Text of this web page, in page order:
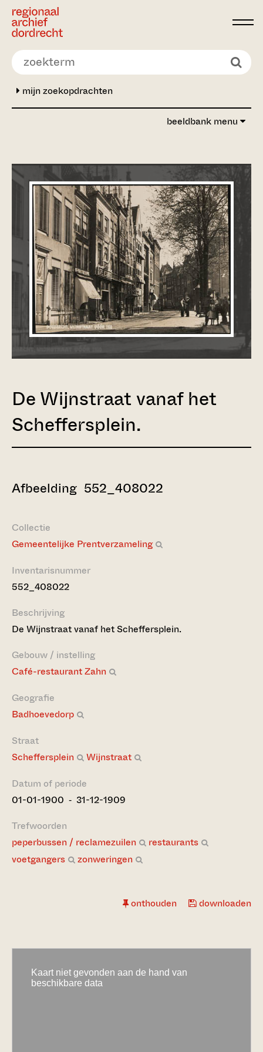
Ga direct naar de inhoud
mijn zoekopdrachten
beeldbank menu
De Wijnstraat vanaf het
Scheffersplein.
Afbeelding 552_408022
Collectie
Gemeentelijke Prentverzameling
Inventarisnummer
552_408022
Beschrijving
De Wijnstraat vanaf het Scheffersplein.
Gebouw / instelling
Café-restaurant Zahn
Geografie
Badhoevedorp
Straat
Scheffersplein
Wijnstraat
Datum of periode
01-01-1900 ‐ 31-12-1909
Trefwoorden
peperbussen / reclamezuilen
restaurants
voetgangers
zonweringen
onthouden downloaden